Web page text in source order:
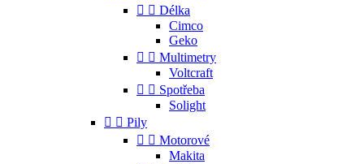
  Délka
Cimco
Geko
  Multimetry
Voltcraft
  Spotřeba
Solight
  Pily
  Motorové
Makita